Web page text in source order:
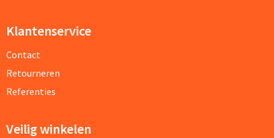
Klantenservice
Contact
Retourneren
Referenties
Veilig winkelen